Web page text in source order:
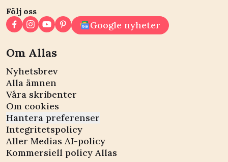
Följ oss
Google nyheter
Om Allas
Nyhetsbrev
Alla ämnen
Våra skribenter
Om cookies
Hantera preferenser
Integritetspolicy
Aller Medias AI-policy
Kommersiell policy Allas